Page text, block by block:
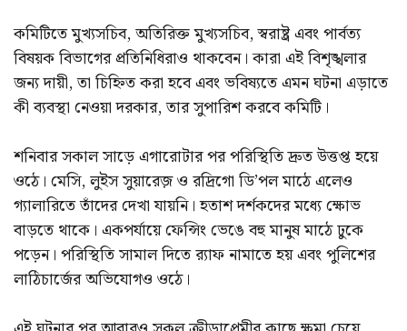
কমিটিতে মুখ্যসচিব, অতিরিক্ত মুখ্যসচিব, স্বরাষ্ট্র এবং পার্বত্য
বিষয়ক বিভাগের প্রতিনিধিরাও থাকবেন। কারা এই বিশৃঙ্খলার
জন্য দায়ী, তা চিহ্নিত করা হবে এবং ভবিষ্যতে এমন ঘটনা এড়াতে
কী ব্যবস্থা নেওয়া দরকার, তার সুপারিশ করবে কমিটি।
শনিবার সকাল সাড়ে এগারোটার পর পরিস্থিতি দ্রুত উত্তপ্ত হয়ে
ওঠে। মেসি, লুইস সুয়ারেজ় ও রদ্রিগো ডি’পল মাঠে এলেও
গ্যালারিতে তাঁদের দেখা যায়নি। হতাশ দর্শকদের মধ্যে ক্ষোভ
বাড়তে থাকে। একপর্যায়ে ফেন্সিং ভেঙে বহু মানুষ মাঠে ঢুকে
পড়েন। পরিস্থিতি সামাল দিতে র‌্যাফ নামাতে হয় এবং পুলিশের
লাঠিচার্জের অভিযোগও ওঠে।